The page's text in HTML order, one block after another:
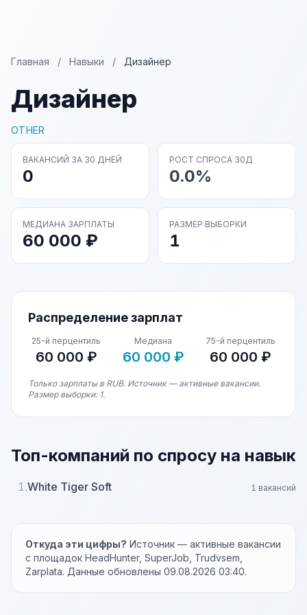
Главная / Навыки / Дизайнер
Дизайнер
OTHER
ВАКАНСИЙ ЗА 30 ДНЕЙ
0
РОСТ СПРОСА 30Д
0.0%
МЕДИАНА ЗАРПЛАТЫ
60 000 ₽
РАЗМЕР ВЫБОРКИ
1
Распределение зарплат
25-й перцентиль
60 000 ₽
Медиана
60 000 ₽
75-й перцентиль
60 000 ₽
Только зарплаты в RUB. Источник — активные вакансии.
Размер выборки: 1.
Топ-компаний по спросу на навык
1.White Tiger Soft 1 вакансий
Откуда эти цифры? Источник — активные вакансии
с площадок HeadHunter, SuperJob, Trudvsem,
Zarplata. Данные обновлены 09.08.2026 03:40.